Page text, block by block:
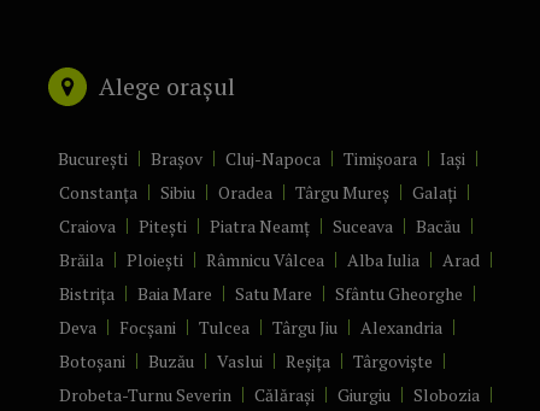
Alege orașul
București Brașov Cluj-Napoca Timișoara
Iași
Constanța
Sibiu Oradea Târgu Mureș
Galați
Craiova
Pitești Piatra Neamț Suceava
Bacău
Brăila
Ploiești Râmnicu Vâlcea Alba Iulia
Arad
Bistrița
Baia Mare Satu Mare
Sfântu Gheorghe
Deva
Focșani Tulcea Târgu Jiu
Alexandria
Botoșani
Buzău Vaslui Reșița
Târgoviște
Drobeta-Turnu Severin
Călărași Giurgiu
Slobozia